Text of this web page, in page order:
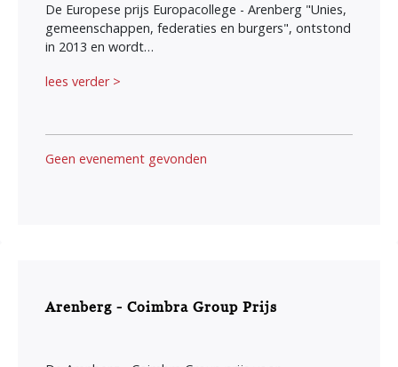
De Europese prijs Europacollege - Arenberg "Unies,
gemeenschappen, federaties en burgers", ontstond
in 2013 en wordt…
lees verder >
Geen evenement gevonden
Arenberg - Coimbra Group Prijs